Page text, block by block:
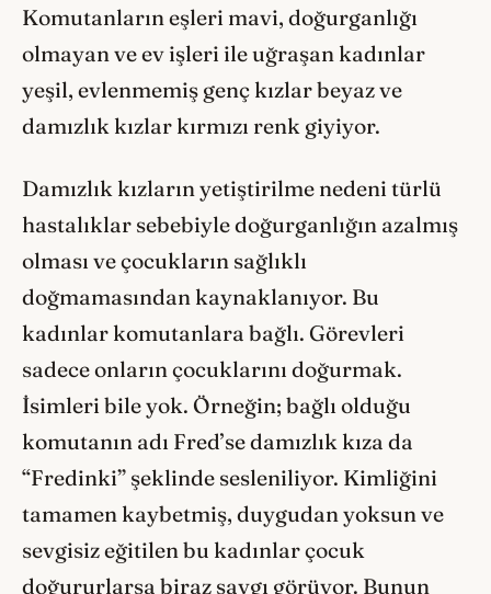
Komutanların eşleri mavi, doğurganlığı
olmayan ve ev işleri ile uğraşan kadınlar
yeşil, evlenmemiş genç kızlar beyaz ve
damızlık kızlar kırmızı renk giyiyor.
Damızlık kızların yetiştirilme nedeni türlü
hastalıklar sebebiyle doğurganlığın azalmış
olması ve çocukların sağlıklı
doğmamasından kaynaklanıyor. Bu
kadınlar komutanlara bağlı. Görevleri
sadece onların çocuklarını doğurmak.
İsimleri bile yok. Örneğin; bağlı olduğu
komutanın adı Fred’se damızlık kıza da
“Fredinki” şeklinde sesleniliyor. Kimliğini
tamamen kaybetmiş, duygudan yoksun ve
sevgisiz eğitilen bu kadınlar çocuk
doğururlarsa biraz saygı görüyor. Bunun